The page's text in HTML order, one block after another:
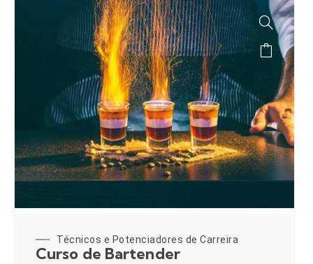
Técnicos e Potenciadores de Carreira
Curso de Bartender